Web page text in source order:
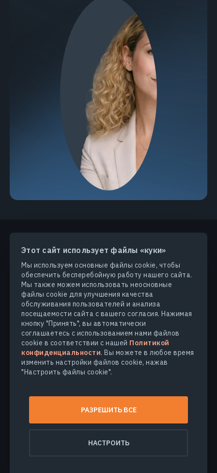
Этот сайт использует файлы «куки»
Мы используем основные файлы cookie, чтобы
обеспечить бесперебойную работу нашего сайта.
Мы также можем использовать неосновные
файлы cookie для улучшения качества
обслуживания пользователей и анализа
посещаемости сайта с вашего согласия. Нажимая
кнопку "Принять", вы автоматически
соглашаетесь с использованием нами файлов
cookie в соответствии с нашей Политикой
конфиденциальности. Вы можете в любое время
изменить настройки файлов cookie, нажав
"Настроить файлы cookie".
РАЗРЕШИТЬ ВСЕ
НАСТРОИТЬ
ПРОДУКТЫ И РЕШЕНИЯ
ОТРАСЛИ
КОМПАНИЯ
УЗНАТЬ БОЛЬШЕ
© 2026 EOS Data Analytics,Inc.
Безопасность данных